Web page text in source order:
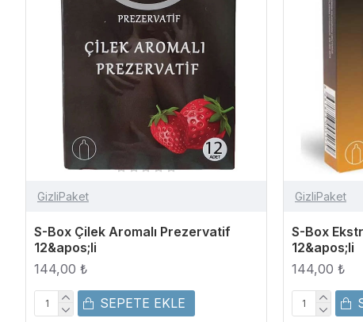
GizliPaket
S-Box Çilek Aromalı Prezervatif
12&apos;li
144,00 ₺
SEPETE EKLE
GizliPaket
S-Box
12&apos;li
144,00 ₺